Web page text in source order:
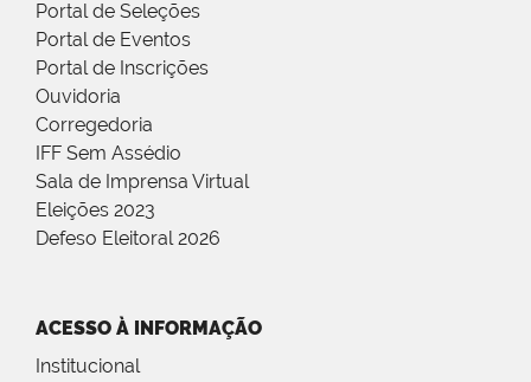
Portal de Seleções
Portal de Eventos
Portal de Inscrições
Ouvidoria
Corregedoria
IFF Sem Assédio
Sala de Imprensa Virtual
Eleições 2023
Defeso Eleitoral 2026
ACESSO À INFORMAÇÃO
Institucional